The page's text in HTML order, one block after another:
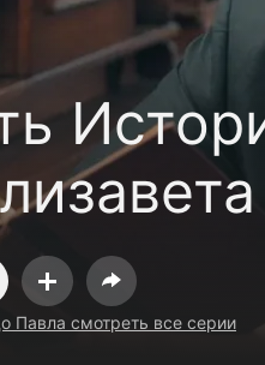
Павла смотреть все серии